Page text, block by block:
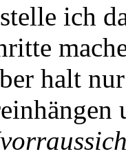
ich
halt